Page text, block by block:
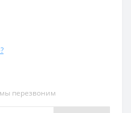
перезвоним